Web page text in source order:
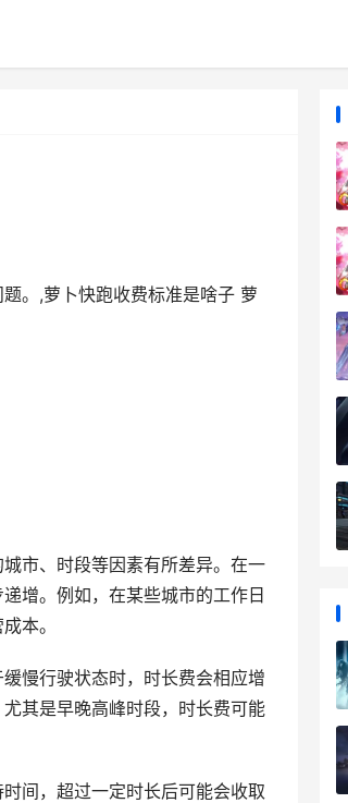
。,萝卜快跑收费标准是啥子 萝
市、时段等因素有所差异。在一
增。例如，在某些城市的工作日
本。
慢行驶状态时，时长费会相应增
其是早晚高峰时段，时长费可能
间，超过一定时长后可能会收取